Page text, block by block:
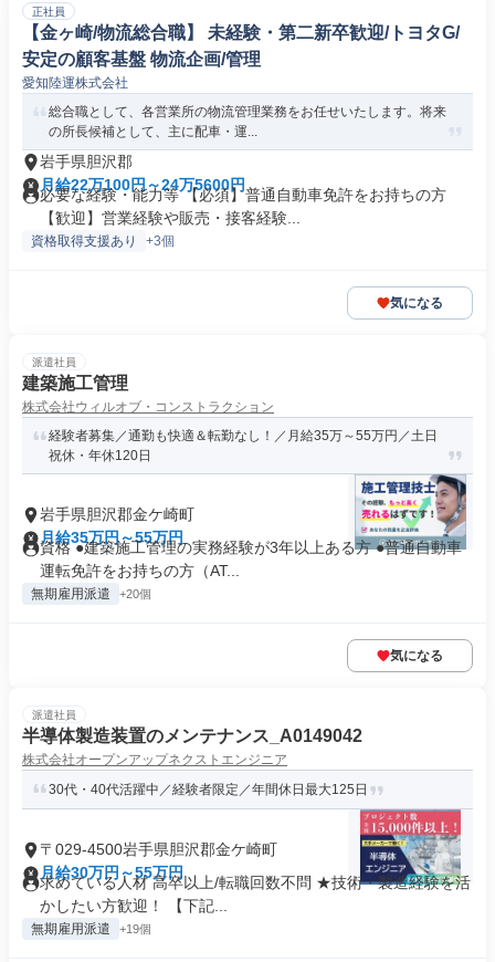
正社員
【金ヶ崎/物流総合職】 未経験・第二新卒歓迎/トヨタG/
安定の顧客基盤 物流企画/管理
愛知陸運株式会社
総合職として、各営業所の物流管理業務をお任せいたします。将来
の所長候補として、主に配車・運...
岩手県胆沢郡
月給22万100円～24万5600円
必要な経験・能力等 【必須】普通自動車免許をお持ちの方
【歓迎】営業経験や販売・接客経験...
資格取得支援あり +3個
気になる
派遣社員
建築施工管理
株式会社ウィルオブ・コンストラクション
経験者募集／通勤も快適＆転勤なし！／月給35万～55万円／土日
祝休・年休120日
岩手県胆沢郡金ケ崎町
月給35万円～55万円
資格 ●建築施工管理の実務経験が3年以上ある方 ●普通自動車
運転免許をお持ちの方（AT...
無期雇用派遣 +20個
気になる
派遣社員
半導体製造装置のメンテナンス_A0149042
株式会社オープンアップネクストエンジニア
30代・40代活躍中／経験者限定／年間休日最大125日
〒029-4500岩手県胆沢郡金ケ崎町
月給30万円～55万円
求めている人材 高卒以上/転職回数不問 ★技術・製造経験を活
かしたい方歓迎！ 【下記...
無期雇用派遣 +19個